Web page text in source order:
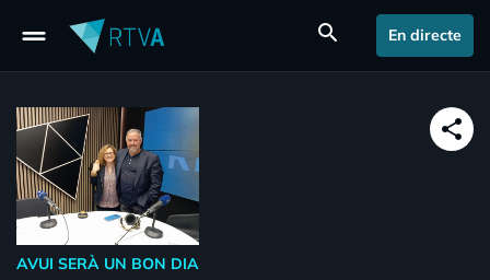
drag_handle search En directe
share
AVUI SERÀ UN BON DIA